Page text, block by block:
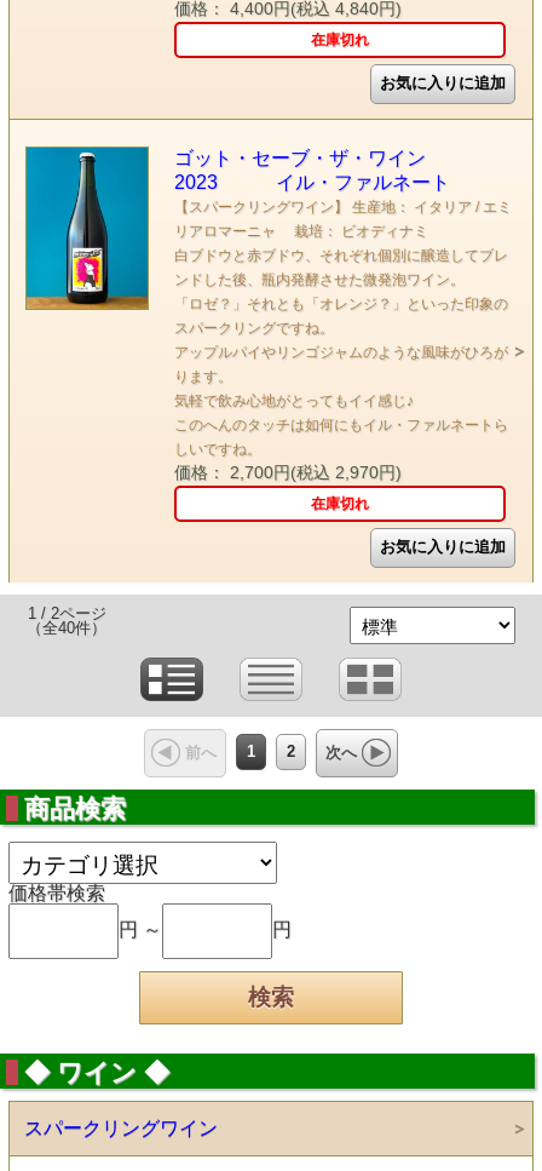
価格： 4,400円(税込 4,840円)
在庫切れ
ゴット・セーブ・ザ・ワイン
2023 イル・ファルネート
【スパークリングワイン】 生産地： イタリア / エミ
リアロマーニャ 栽培： ビオディナミ
白ブドウと赤ブドウ、それぞれ個別に醸造してブレ
ンドした後、瓶内発酵させた微発泡ワイン。
「ロゼ？」それとも「オレンジ？」といった印象の
スパークリングですね。
アップルパイやリンゴジャムのような風味がひろが
ります。
気軽で飲み心地がとってもイイ感じ♪
このへんのタッチは如何にもイル・ファルネートら
しいですね。
価格： 2,700円(税込 2,970円)
在庫切れ
1 / 2ページ
（全40件）
前へ 1 2 次へ
商品検索
価格帯検索
円 ～
円
◆ ワイン ◆
スパークリングワイン